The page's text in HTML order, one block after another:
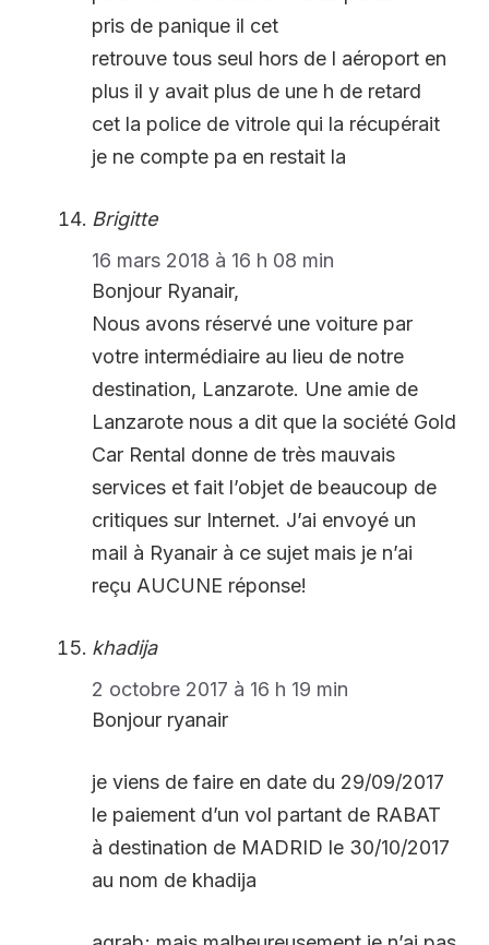
pris de panique il cet
retrouve tous seul hors de l aéroport en
plus il y avait plus de une h de retard
cet la police de vitrole qui la récupérait
je ne compte pa en restait la
Brigitte
16 mars 2018 à 16 h 08 min
Bonjour Ryanair,
Nous avons réservé une voiture par
votre intermédiaire au lieu de notre
destination, Lanzarote. Une amie de
Lanzarote nous a dit que la société Gold
Car Rental donne de très mauvais
services et fait l’objet de beaucoup de
critiques sur Internet. J’ai envoyé un
mail à Ryanair à ce sujet mais je n’ai
reçu AUCUNE réponse!
khadija
2 octobre 2017 à 16 h 19 min
Bonjour ryanair
je viens de faire en date du 29/09/2017
le paiement d’un vol partant de RABAT
à destination de MADRID le 30/10/2017
au nom de khadija